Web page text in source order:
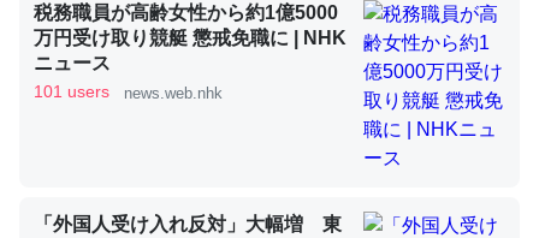
くらい。小説でいう「ずっと前の伏線」は回収されないけ
ど、短期記憶というには多い分量。進化すればするほど分
─GPTの仕組みと限界についての考察（１） - conceptualization
税務職員が高齢女性から約1億5000
万円受け取り競艇 懲戒免職に | NHK
ニュース
101 users news.web.nhk
「外国人受け入れ反対」大幅増 東